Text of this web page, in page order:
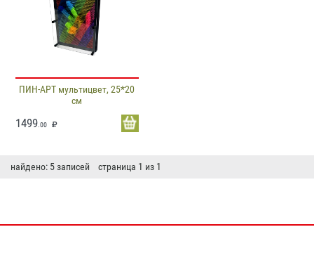
ПИН-АРТ мультицвет, 25*20
см
1499 .00
найдено: 5 записей страница 1 из 1